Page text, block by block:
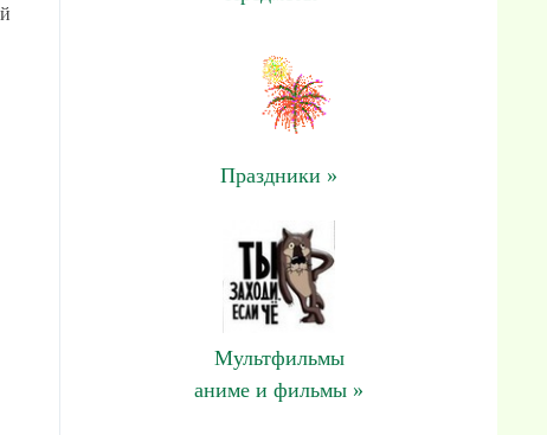
Праздники »
Мультфильмы
аниме и фильмы »